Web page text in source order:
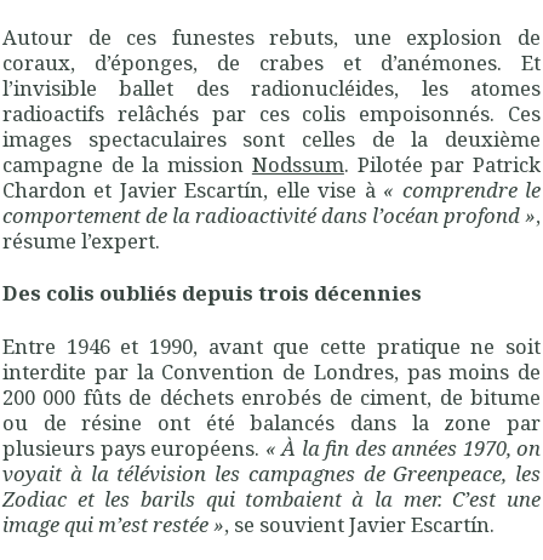
Autour de ces funestes rebuts, une explosion de
coraux, d’éponges, de crabes et d’anémones. Et
l’invisible ballet des radionucléides, les atomes
radioactifs relâchés par ces colis empoisonnés. Ces
images spectaculaires sont celles de la deuxième
campagne de la mission Nodssum. Pilotée par Patrick
Chardon et Javier Escartín, elle vise à « comprendre le
comportement de la radioactivité dans l’océan profond»,
résume l’expert.
Des colis oubliés depuis trois décennies
Entre 1946 et 1990, avant que cette pratique ne soit
interdite par la Convention de Londres, pas moins de
200 000 fûts de déchets enrobés de ciment, de bitume
ou de résine ont été balancés dans la zone par
plusieurs pays européens. « À la fin des années 1970, on
voyait à la télévision les campagnes de Greenpeace, les
Zodiac et les barils qui tombaient à la mer. C’est une
image qui m’est restée», se souvient Javier Escartín.